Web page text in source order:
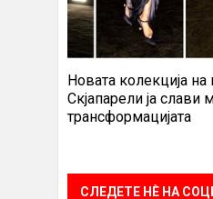
Новата колекција
Скјапарели ја слави
трансформацијата
СЛЕДЕТЕ НÈ НА